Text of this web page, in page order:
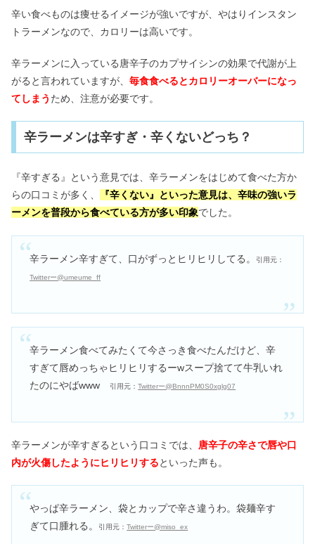
辛い食べものは痩せるイメージが強いですが、やはりインスタン
トラーメンなので、カロリーは高いです。
辛ラーメンに入っている唐辛子のカプサイシンの効果で代謝が上
がると言われていますが、 毎食食べるとカロリーオーバーになっ
てしまう ため、注意が必要です。
辛ラーメンは辛すぎ・辛くないどっち？
『辛すぎる』という意見では、辛ラーメンをはじめて食べた方か
らの口コミが多く、
『辛くない』といった意見は、辛味の強いラ
ーメンを普段から食べている方が多い印象でした。
辛ラーメン辛すぎて、口がずっとヒリヒリしてる。 引用元：
Twitterー@umeume_ff
辛ラーメン食べてみたくて今さっき食べたんだけど、辛
すぎて唇めっちゃヒリヒリするーwスープ捨てて牛乳いれ
たのにやばwww
引用元：Twitterー@BnnnPM0S0xglg07
辛ラーメンが辛すぎるという口コミでは、 唐辛子の辛さで唇や口
内が火傷したようにヒリヒリするといった声も。
やっぱ辛ラーメン、袋とカップで辛さ違うわ。袋麺辛す
ぎて口腫れる。
引用元：Twitterー@miso_ex